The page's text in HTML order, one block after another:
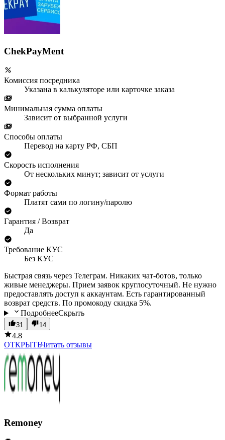
ChekPayMent
Комиссия посредника
Указана в калькуляторе или карточке заказа
Минимальная сумма оплаты
Зависит от выбранной услуги
Способы оплаты
Перевод на карту РФ, СБП
Скорость исполнения
От нескольких минут; зависит от услуги
Формат работы
Платят сами по логину/паролю
Гарантия / Возврат
Да
Требование КУС
Без КУС
Быстрая связь через Телеграм. Никаких чат-ботов, только
живые менеджеры. Прием заявок круглосуточный. Не нужно
предоставлять доступ к аккаунтам. Есть гарантированный
возврат средств. По промокоду скидка 5%.
ПодробнееСкрыть
31 14
4.8
ОТКРЫТЬЧитать отзывы
Remoney